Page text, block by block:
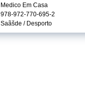
Medico Em Casa
978-972-770-695-2
Saãšde / Desporto